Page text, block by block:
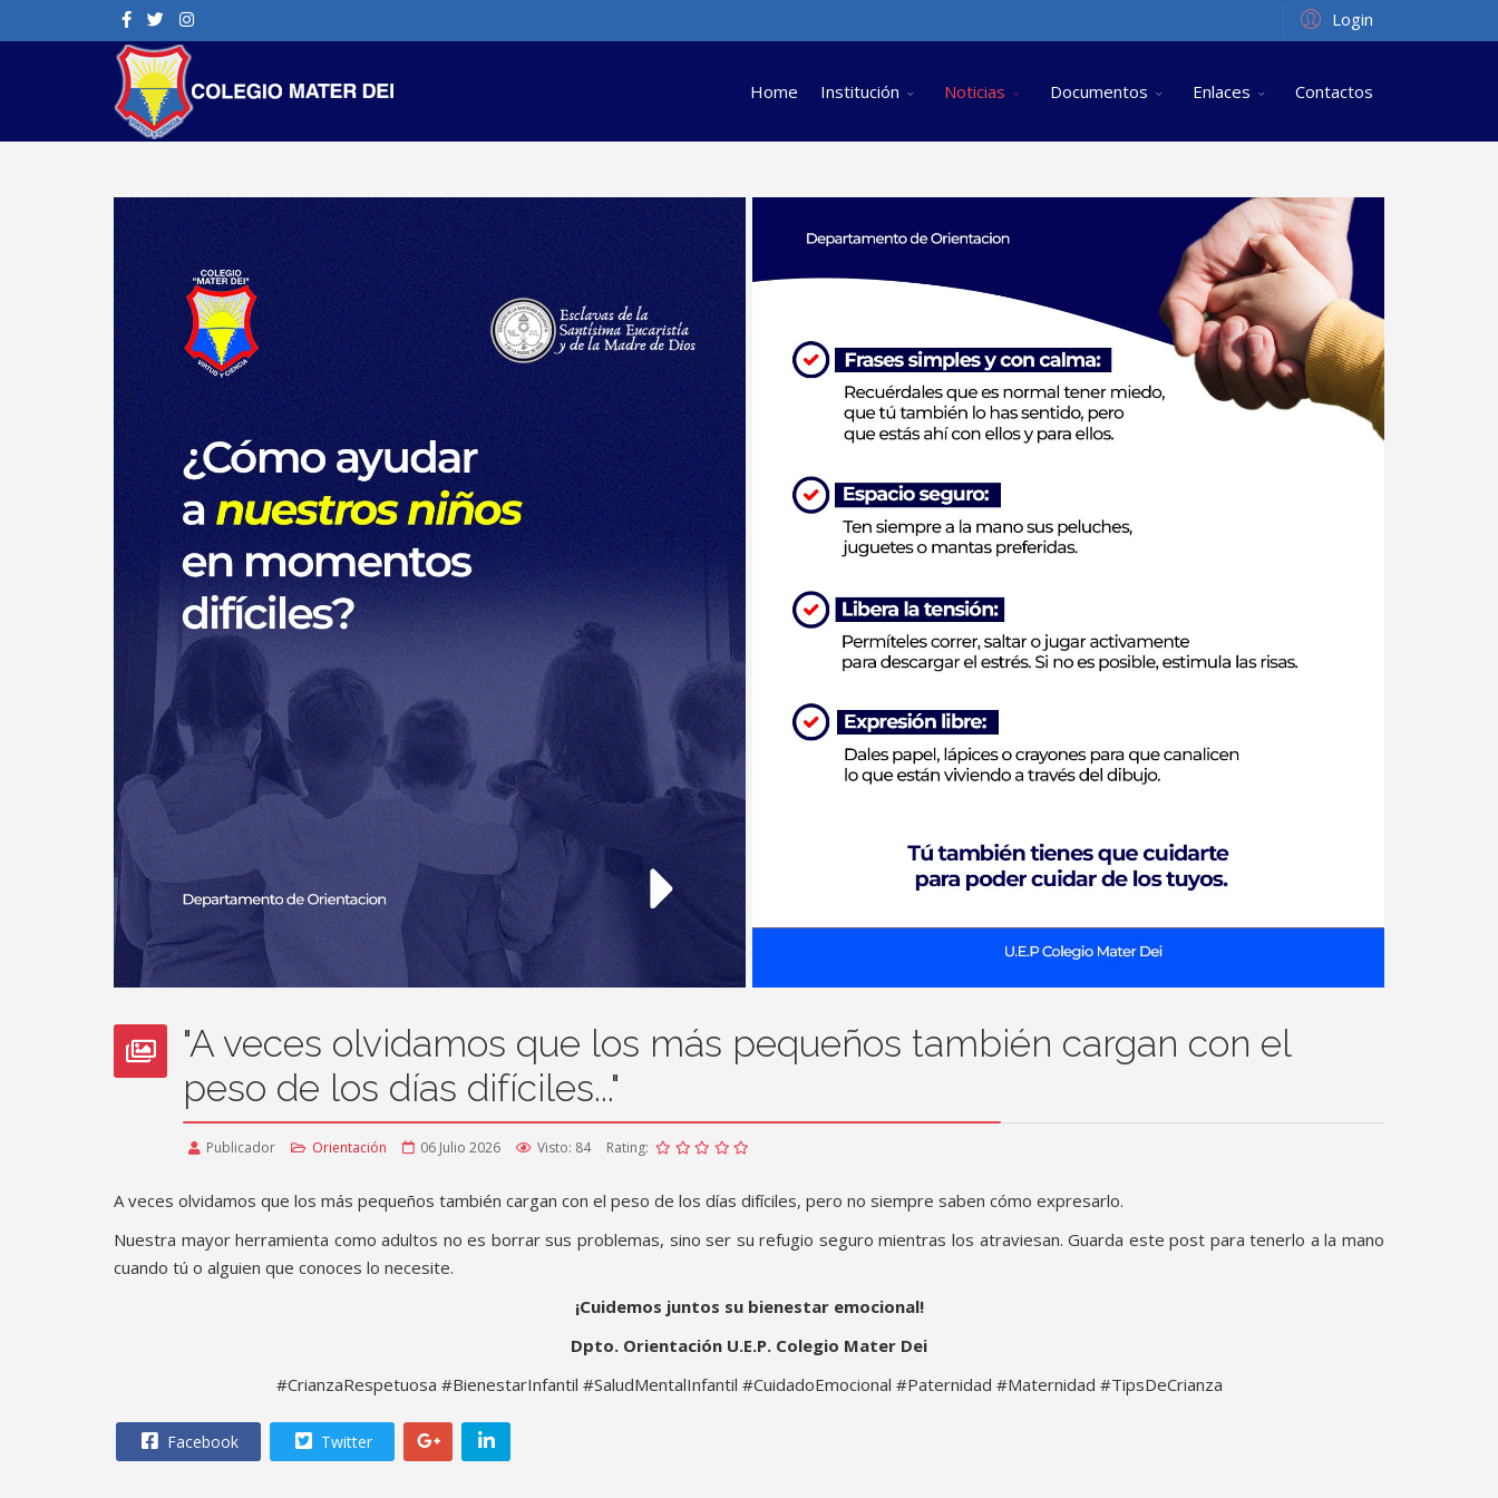
Login
Home Institución Noticias Documentos Enlaces Contactos
"A veces olvidamos que los más pequeños también cargan con el
peso de los días difíciles..."
Publicador Orientación 06 Julio 2026 Visto: 84 Rating:
A veces olvidamos que los más pequeños también cargan con el peso de los días difíciles, pero no siempre saben cómo expresarlo.
Nuestra mayor herramienta como adultos no es borrar sus problemas, sino ser su refugio seguro mientras los atraviesan. Guarda este post para tenerlo a la mano
cuando tú o alguien que conoces lo necesite.
¡Cuidemos juntos su bienestar emocional!
Dpto. Orientación U.E.P. Colegio Mater Dei
#CrianzaRespetuosa #BienestarInfantil #SaludMentalInfantil #CuidadoEmocional #Paternidad #Maternidad #TipsDeCrianza
Facebook Twitter